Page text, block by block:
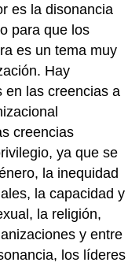
es la disonancia
para que los
es un tema muy
Hay
en las creencias a
creencias
ya que se
la inequidad
la capacidad y
la religión,
y entre
los líderes